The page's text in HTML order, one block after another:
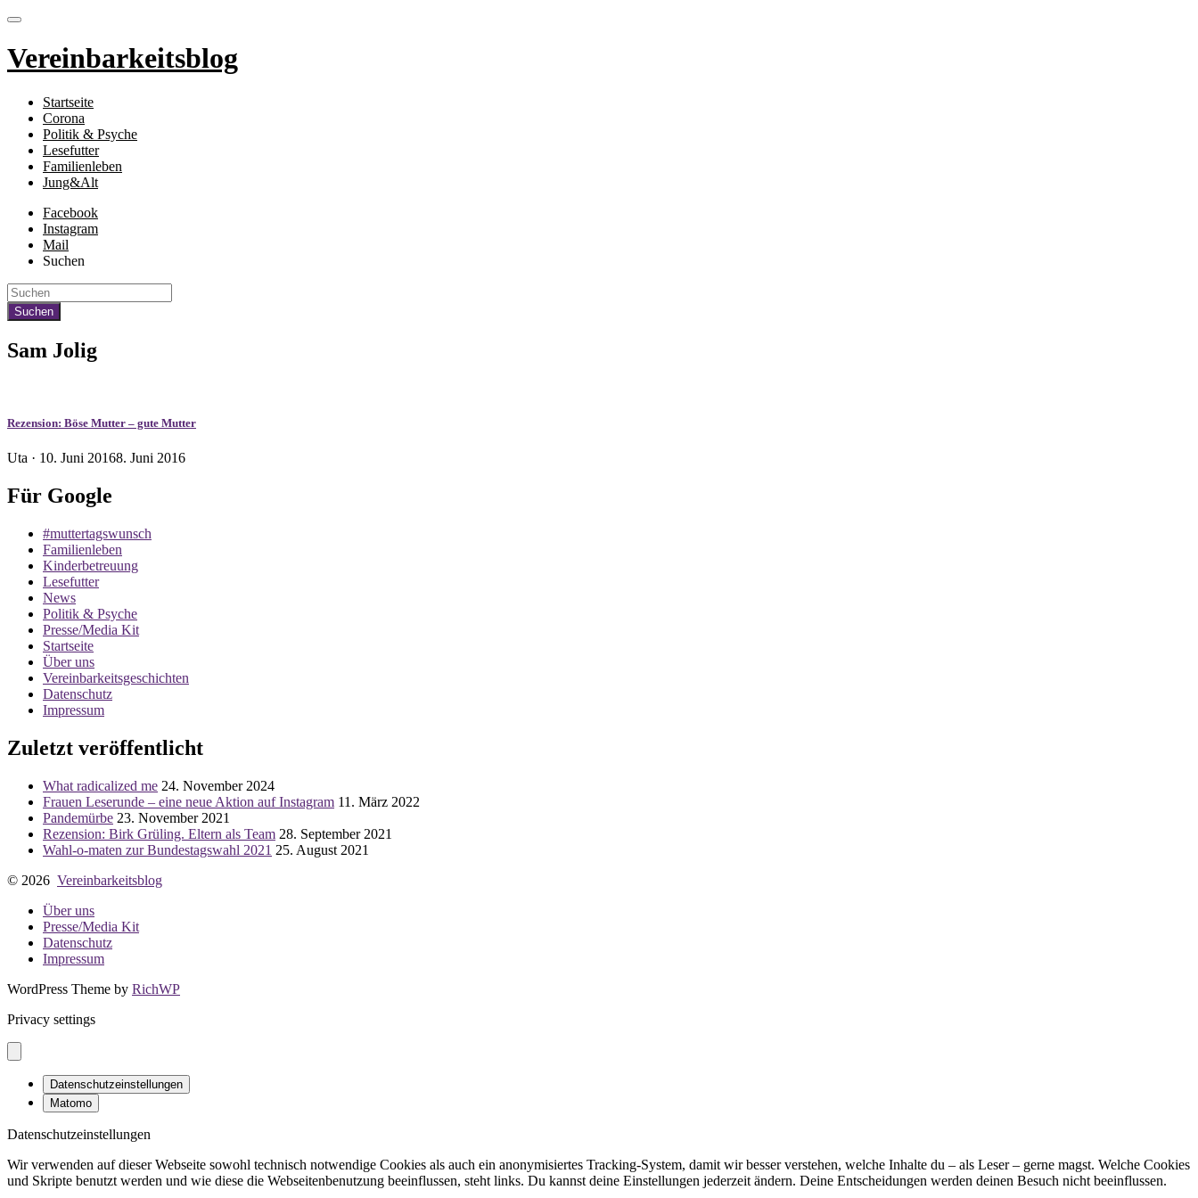
Vereinbarkeitsblog
Startseite
Corona
Politik & Psyche
Lesefutter
Familienleben
Jung&Alt
Facebook
Instagram
Mail
Suchen
Sam Jolig
Rezension: Böse Mutter – gute Mutter
Uta · Veröffentlicht
10. Juni 20168. Juni 2016
Für Google
#muttertagswunsch
Familienleben
Kinderbetreuung
Lesefutter
News
Politik & Psyche
Presse/Media Kit
Startseite
Über uns
Vereinbarkeitsgeschichten
Datenschutz
Impressum
Zuletzt veröffentlicht
What radicalized me 24. November 2024
Frauen Leserunde – eine neue Aktion auf Instagram 11. März 2022
Pandemürbe 23. November 2021
Rezension: Birk Grüling. Eltern als Team 28. September 2021
Wahl-o-maten zur Bundestagswahl 2021 25. August 2021
© 2026 Vereinbarkeitsblog
Über uns
Presse/Media Kit
Datenschutz
Impressum
WordPress Theme by RichWP
Privacy settings
Datenschutzeinstellungen
Matomo
Datenschutzeinstellungen
Wir verwenden auf dieser Webseite sowohl technisch notwendige Cookies als auch ein anonymisiertes Tracking-System, damit wir besser verstehen, welche Inhalte du – als Leser – gerne magst. Welche Cookies
und Skripte benutzt werden und wie diese die Webseitenbenutzung beeinflussen, steht links. Du kannst deine Einstellungen jederzeit ändern. Deine Entscheidungen werden deinen Besuch nicht beeinflussen.